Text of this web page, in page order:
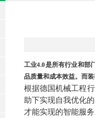
工业4.0是所有行业和部
品质量和成本效益。而
根据德国机械工程
助下实现自我优化
才能实现的智能服